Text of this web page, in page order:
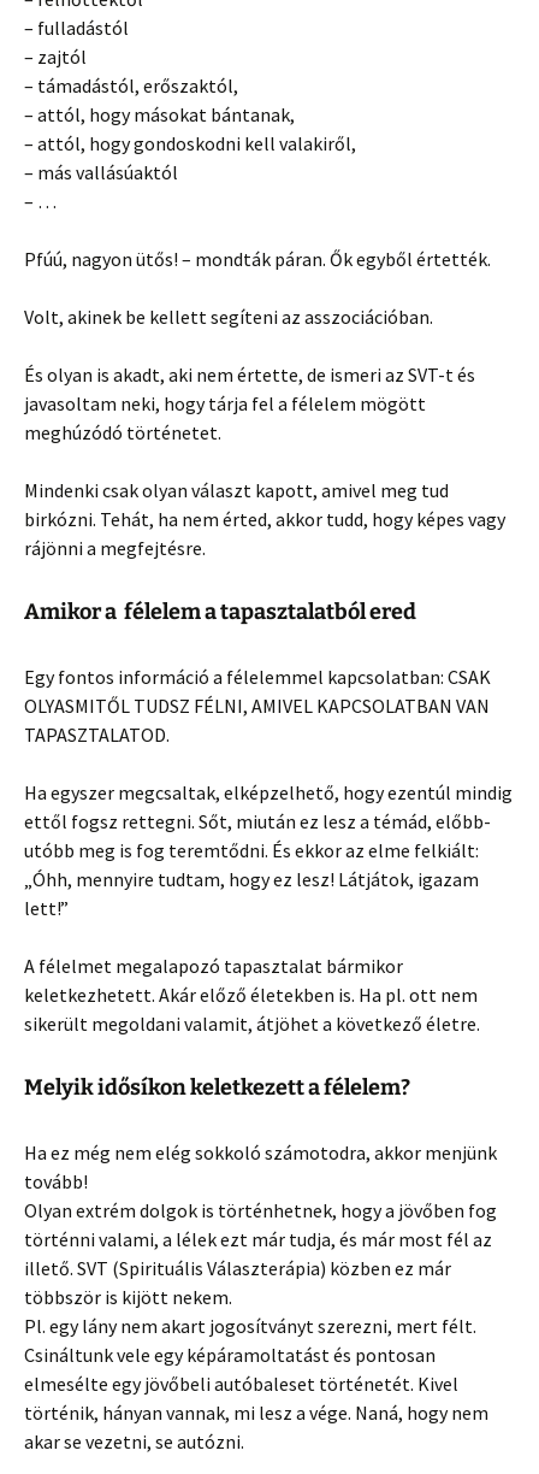
– fulladástól
– zajtól
– támadástól, erőszaktól,
– attól, hogy másokat bántanak,
– attól, hogy gondoskodni kell valakiről,
– más vallásúaktól
– …
Pfúú, nagyon ütős! – mondták páran. Ők egyből értették.
Volt, akinek be kellett segíteni az asszociációban.
És olyan is akadt, aki nem értette, de ismeri az SVT-t és
javasoltam neki, hogy tárja fel a félelem mögött
meghúzódó történetet.
Mindenki csak olyan választ kapott, amivel meg tud
birkózni. Tehát, ha nem érted, akkor tudd, hogy képes vagy
rájönni a megfejtésre.
Amikor a félelem a tapasztalatból ered
Egy fontos információ a félelemmel kapcsolatban: CSAK
OLYASMITŐL TUDSZ FÉLNI, AMIVEL KAPCSOLATBAN VAN
TAPASZTALATOD.
Ha egyszer megcsaltak, elképzelhető, hogy ezentúl mindig
ettől fogsz rettegni. Sőt, miután ez lesz a témád, előbb-
utóbb meg is fog teremtődni. És ekkor az elme felkiált:
„Óhh, mennyire tudtam, hogy ez lesz! Látjátok, igazam
lett!”
A félelmet megalapozó tapasztalat bármikor
keletkezhetett. Akár előző életekben is. Ha pl. ott nem
sikerült megoldani valamit, átjöhet a következő életre.
Melyik idősíkon keletkezett a félelem?
Ha ez még nem elég sokkoló számotodra, akkor menjünk
tovább!
Olyan extrém dolgok is történhetnek, hogy a jövőben fog
történni valami, a lélek ezt már tudja, és már most fél az
illető. SVT (Spirituális Választerápia) közben ez már
többször is kijött nekem.
Pl. egy lány nem akart jogosítványt szerezni, mert félt.
Csináltunk vele egy képáramoltatást és pontosan
elmesélte egy jövőbeli autóbaleset történetét. Kivel
történik, hányan vannak, mi lesz a vége. Naná, hogy nem
akar se vezetni, se autózni.